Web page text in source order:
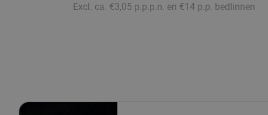
Excl. ca. €3,05 p.p.p.n. en €14 p.p. bedlinnen